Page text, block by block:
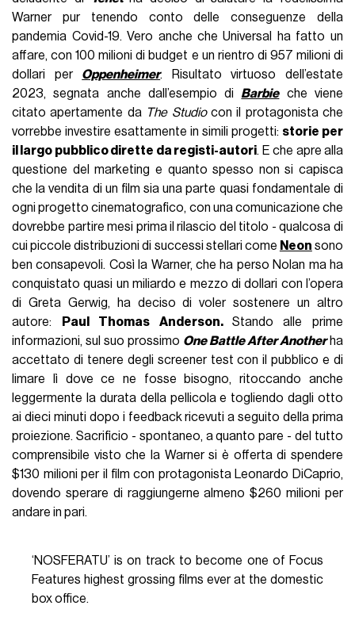
Warner pur tenendo conto delle conseguenze della
pandemia Covid-19. Vero anche che Universal ha fatto un
affare, con 100 milioni di budget e un rientro di 957 milioni di
dollari per Oppenheimer. Risultato virtuoso dell’estate
2023, segnata anche dall’esempio diBarbieche viene
citato apertamente da The Studiocon il protagonista che
vorrebbe investire esattamente in simili progetti: storie per
il largo pubblico dirette da registi-autori. E che apre alla
questione del marketing e quanto spesso non si capisca
che la vendita di un film sia una parte quasi fondamentale di
ogni progetto cinematografico, con una comunicazione che
dovrebbe partire mesi prima il rilascio del titolo - qualcosa di
cui piccole distribuzioni di successi stellari come Neon sono
ben consapevoli. Così la Warner, che ha perso Nolan ma ha
conquistato quasi un miliardo e mezzo di dollari con l’opera
di Greta Gerwig, ha deciso di voler sostenere un altro
autore:
Paul Thomas Anderson. Stando alle prime
informazioni, sul suo prossimo One Battle After Anotherha
accettato di tenere degli screener test con il pubblico e di
limare lì dove ce ne fosse bisogno, ritoccando anche
leggermente la durata della pellicola e togliendo dagli otto
ai dieci minuti dopo i feedback ricevuti a seguito della prima
proiezione. Sacrificio - spontaneo, a quanto pare - del tutto
comprensibile visto che la Warner si è offerta di spendere
$130 milioni per il film con protagonista Leonardo DiCaprio,
dovendo sperare di raggiungerne almeno $260 milioni per
andare in pari.
‘NOSFERATU’ is on track to become one of Focus
Features highest grossing films ever at the domestic
box office.